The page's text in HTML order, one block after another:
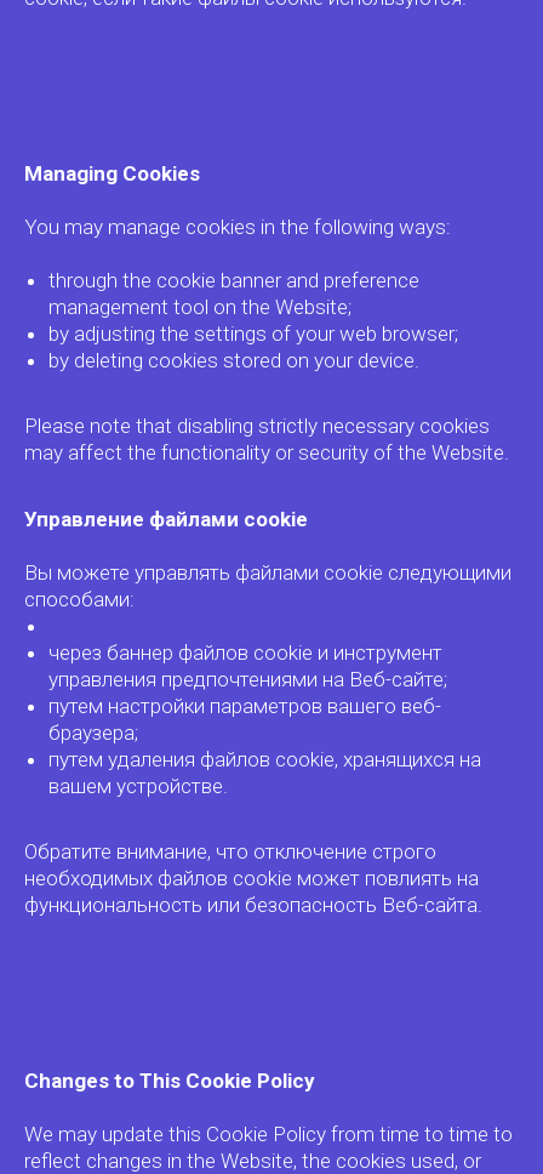
Managing Cookies
You may manage cookies in the following ways:
through the cookie banner and preference
management tool on the Website;
by adjusting the settings of your web browser;
by deleting cookies stored on your device.
Please note that disabling strictly necessary cookies
may affect the functionality or security of the Website.
Управление файлами cookie
Вы можете управлять файлами cookie следующими
способами:
через баннер файлов cookie и инструмент
управления предпочтениями на Веб-сайте;
путем настройки параметров вашего веб-
браузера;
путем удаления файлов cookie, хранящихся на
вашем устройстве.
Обратите внимание, что отключение строго
необходимых файлов cookie может повлиять на
функциональность или безопасность Веб-сайта.
Changes to This Cookie Policy
We may update this Cookie Policy from time to time to
reflect changes in the Website, the cookies used, or